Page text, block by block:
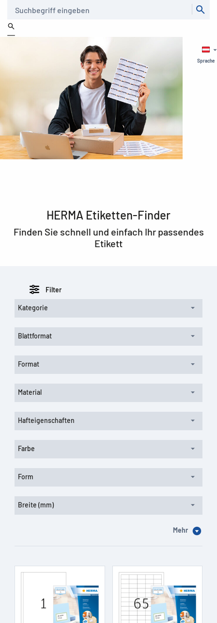
Sprache
HERMA Etiketten-Finder
Finden Sie schnell und einfach Ihr passendes
Etikett
Filter
Kategorie
Blattformat
Format
Material
Hafteigenschaften
Farbe
Form
Breite (mm)
Mehr